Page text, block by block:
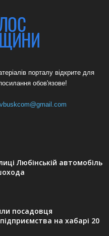
порталу відкрите для
обов'язове!
vbuskcom@gmail.com
Любінській автомобіль
посадовця
на хабарі 20